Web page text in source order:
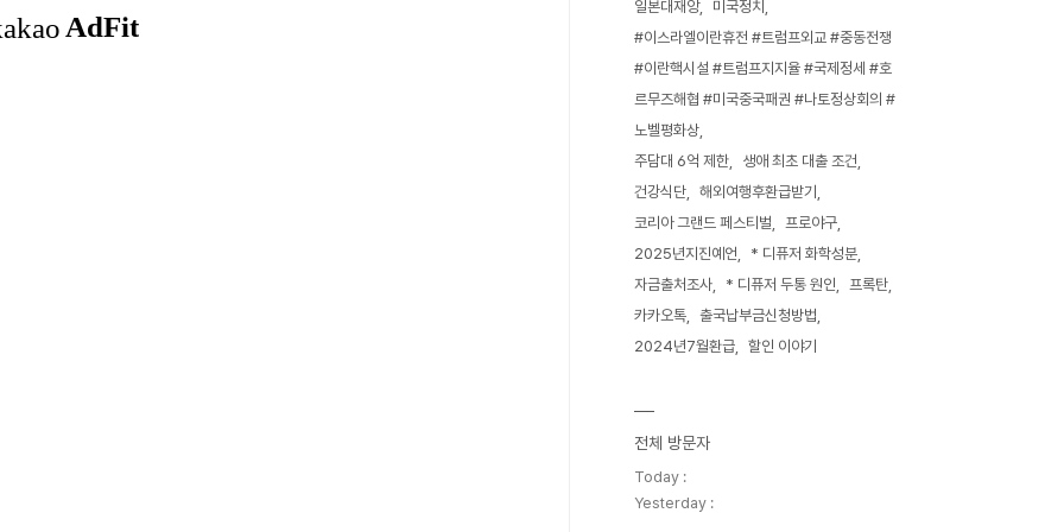
일본대재앙
미국정치
#이스라엘이란휴전 #트럼프외교 #중동전쟁
#이란핵시설 #트럼프지지율 #국제정세 #호
르무즈해협 #미국중국패권 #나토정상회의 #
노벨평화상
주담대 6억 제한
생애 최초 대출 조건
건강식단
해외여행후환급받기
코리아 그랜드 페스티벌
프로야구
2025년지진예언
* 디퓨저 화학성분
자금출처조사
* 디퓨저 두통 원인
프록탄
카카오톡
출국납부금신청방법
2024년7월환급
할인 이야기
전체 방문자
Today :
Yesterday :